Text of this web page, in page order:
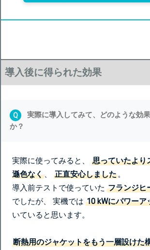
導入後に得られた効果
Q
実際に導入してみて、どのような効
か？
実際に使ってみると、
思っていたより
遜色なく 、 正直安心しました。
導入前テストで使っていた フランジヒ
でしたが、 実機では 10 kWにパワーア
いていると思います。
断熱用のジャケットをもう一層設けた